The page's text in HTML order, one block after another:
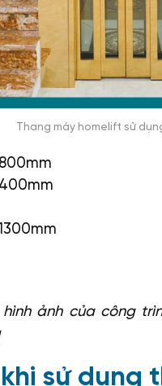
Thang máy homelift sử
ảnh của công
sử dụng